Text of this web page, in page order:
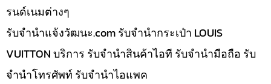
รนด์เนมต่างๆ
รับจํานําแจ้งวัฒนะ.com รับจำนำกระเป๋า LOUIS
VUITTON บริการ รับจำนำสินค้าไอที รับจำนำมือถือ รับ
จำนำโทรศัพท์ รับจำนำไอแพค